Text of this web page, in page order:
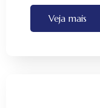
Veja mais